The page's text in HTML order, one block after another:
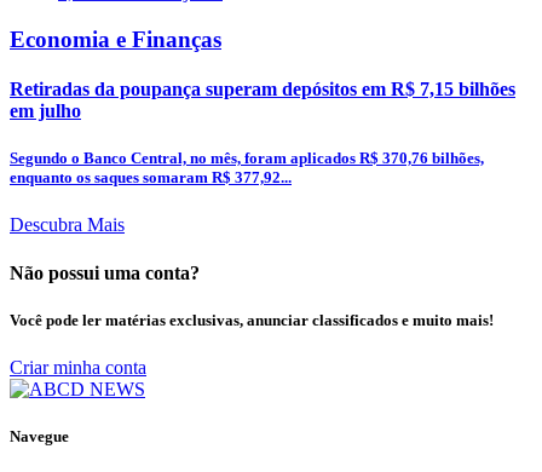
Economia e Finanças
Retiradas da poupança superam depósitos em R$ 7,15 bilhões
em julho
Segundo o Banco Central, no mês, foram aplicados R$ 370,76 bilhões,
enquanto os saques somaram R$ 377,92...
Descubra Mais
Não possui uma conta?
Você pode ler matérias exclusivas, anunciar classificados e muito mais!
Criar minha conta
Navegue